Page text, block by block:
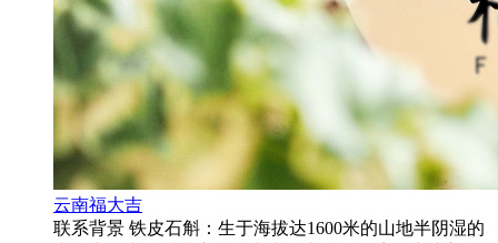
云南福大吉
联系背景 铁皮石斛：生于海拔达1600米的山地半阴湿的